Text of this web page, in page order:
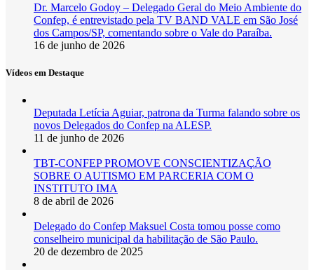
Dr. Marcelo Godoy – Delegado Geral do Meio Ambiente do
Confep, é entrevistado pela TV BAND VALE em São José
dos Campos/SP, comentando sobre o Vale do Paraíba.
16 de junho de 2026
Vídeos em Destaque
Deputada Letícia Aguiar, patrona da Turma falando sobre os
novos Delegados do Confep na ALESP.
11 de junho de 2026
TBT-CONFEP PROMOVE CONSCIENTIZAÇÃO
SOBRE O AUTISMO EM PARCERIA COM O
INSTITUTO IMA
8 de abril de 2026
Delegado do Confep Maksuel Costa tomou posse como
conselheiro municipal da habilitação de São Paulo.
20 de dezembro de 2025